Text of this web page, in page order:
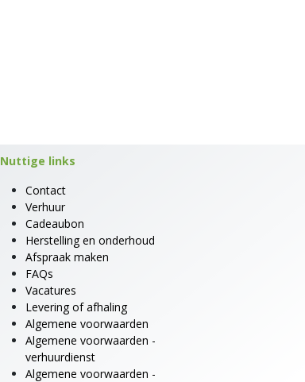
Nuttige links
Contact
Verhuur
Cadeaubon
Herstelling en onderhoud
Afspraak maken
FAQs
Vacatures
Levering of afhaling
Algemene voorwaarden
Algemene voorwaarden -
verhuurdienst
Algemene voorwaarden -